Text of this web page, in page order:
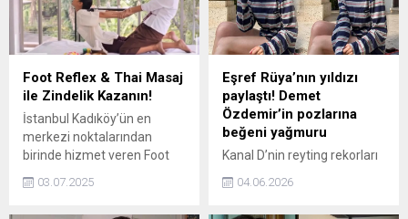
Foot Reflex & Thai Masaj
ile Zindelik Kazanın!
İstanbul Kadıköy’ün en
merkezi noktalarından
birinde hizmet veren Foot
Doğu’nun kadim masaj
03.07.2025
Eşref Rüya’nın yıldızı
paylaştı! Demet
Özdemir’in pozlarına
beğeni yağmuru
Kanal D’nin reyting rekorları
'Nisan' karakterine hayat
04.06.2026